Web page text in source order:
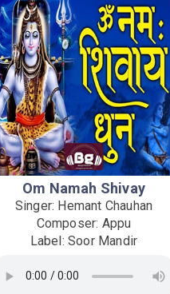
Om Namah Shivay
Singer: Hemant Chauhan
Composer: Appu
Label: Soor Mandir